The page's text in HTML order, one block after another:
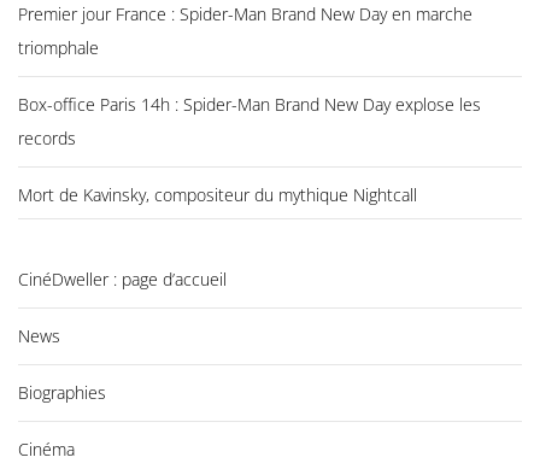
Premier jour France : Spider-Man Brand New Day en marche
triomphale
Box-office Paris 14h : Spider-Man Brand New Day explose les
records
Mort de Kavinsky, compositeur du mythique Nightcall
CinéDweller : page d’accueil
News
Biographies
Cinéma